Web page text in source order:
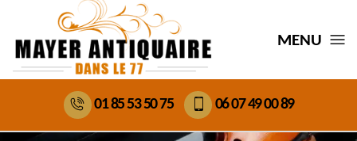
MENU
01 85 53 50 75 06 07 49 00 89